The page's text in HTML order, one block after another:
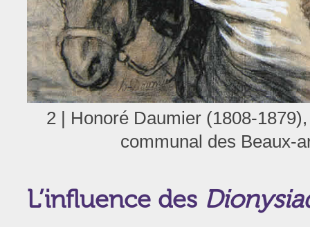
2 | Honoré Daumier (1808-
communal des Beaux-
L’influence des